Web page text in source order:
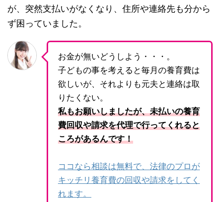
が、突然支払いがなくなり、住所や連絡先も分から
ず困っていました。
お金が無いどうしよう・・・。
子どもの事を考えると毎月の養育費は
欲しいが、それよりも元夫と連絡は取
りたくない。
私もお願いしましたが、未払いの養育
費回収や請求を代理で行ってくれると
ころがあるんです！
ココなら相談は無料で、法律のプロが
キッチリ養育費の回収や請求をしてく
れます。